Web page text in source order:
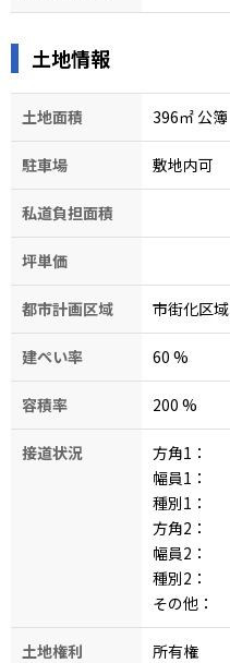
土地情報
土地面積 396㎡ 公簿
駐車場 敷地内可
私道負担面積
坪単価
都市計画区域 市街化区域
建ぺい率 60 %
容積率 200 %
接道状況
方角1：
幅員1：
種別1：
方角2：
幅員2：
種別2：
その他：
土地権利 所有権